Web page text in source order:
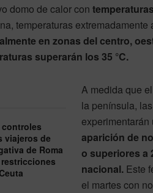
domo de calor con
temperaturas
en zonas del centro,
superarán los 35 °C.
controles
viajeros de
de Roma
A medida que
la península,
aparición de
o superiores a
nacional. Este
el martes con